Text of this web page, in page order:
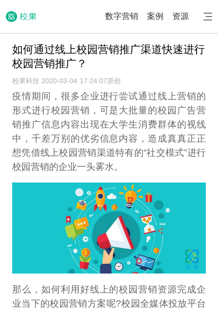
数字营销 案例 资源
如何通过线上校园营销推广渠道快速进行
校园营销推广？
校果科技 2020-03-04 17:24:07原创
疫情期间，很多企业进行尝试通过线上营销的
形式进行校园营销，可是大批量的校园广告营
销推广信息内容出现在大学生消费群体的视线
中，千差万别的优劣信息内容，造成真真正正
想凭借线上校园营销渠道特有的“社交模式”进行
校园营销的企业一头雾水。
那么，如何利用好线上的校园营销资源完成企
业当下的校园营销方案呢?校园全媒体投放平台